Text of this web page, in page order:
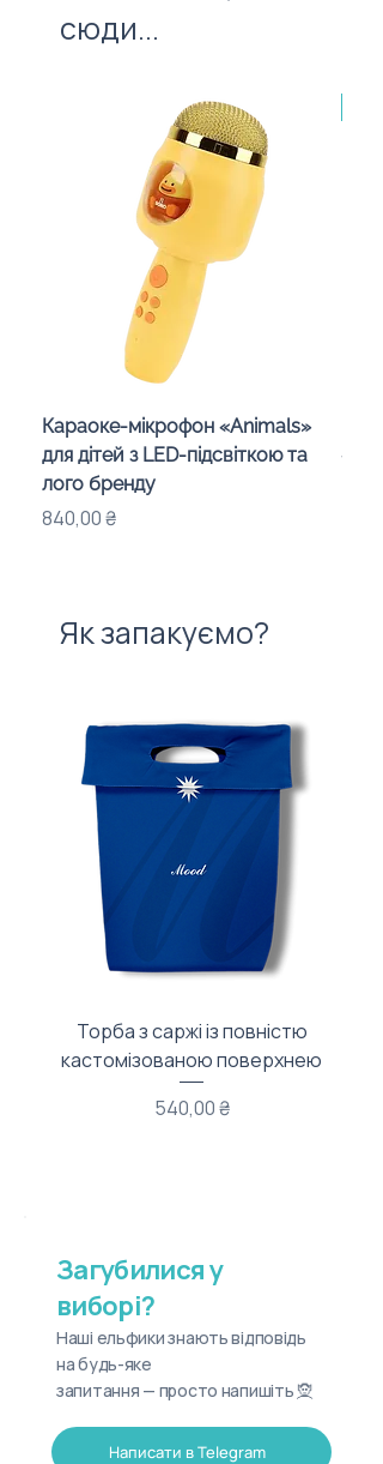
сюди...
Караоке-мікрофон «Animals»
для дітей з LED-підсвіткою та
лого бренду
Ціна
840,00 ₴
Як запакуємо?
Торба з саржі із повністю
кастомізованою поверхнею
Ціна
540,00 ₴
Загубилися у
виборі?
Наші ельфики знають відповідь
на будь-яке
запитання — просто напишіть 🧝
Написати в Telegram